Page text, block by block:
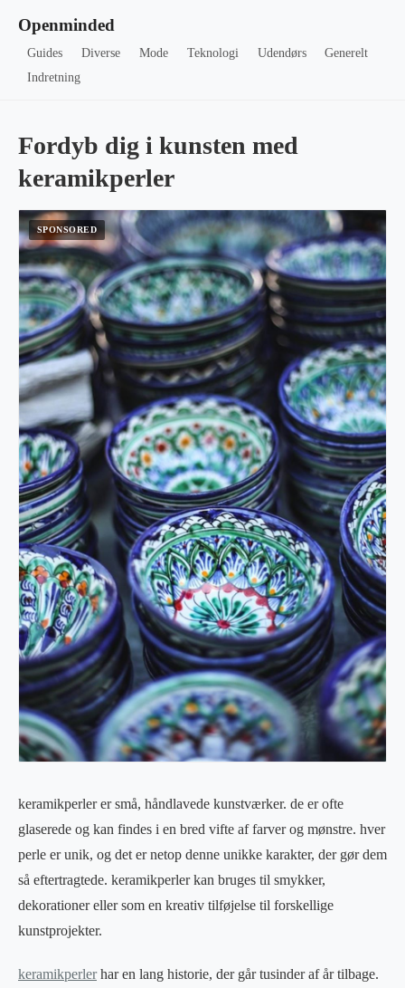
Openminded
Guides Diverse Mode Teknologi Udendørs
Generelt
Indretning
Fordyb dig i kunsten med
keramikperler
keramikperler er små, håndlavede kunstværker. de er ofte
glaserede og kan findes i en bred vifte af farver og mønstre. hver
perle er unik, og det er netop denne unikke karakter, der gør dem
så eftertragtede. keramikperler kan bruges til smykker,
dekorationer eller som en kreativ tilføjelse til forskellige
kunstprojekter.
keramikperlerhar en lang historie, der går tusinder af år tilbage.